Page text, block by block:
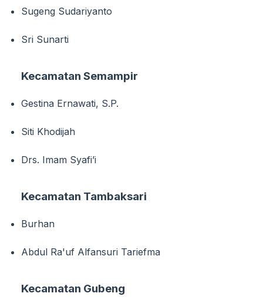
Sugeng Sudariyanto
Sri Sunarti
Kecamatan Semampir
Gestina Ernawati, S.P.
Siti Khodijah
Drs. Imam Syafi’i
Kecamatan Tambaksari
Burhan
Abdul Ra'uf Alfansuri Tariefma
Kecamatan Gubeng